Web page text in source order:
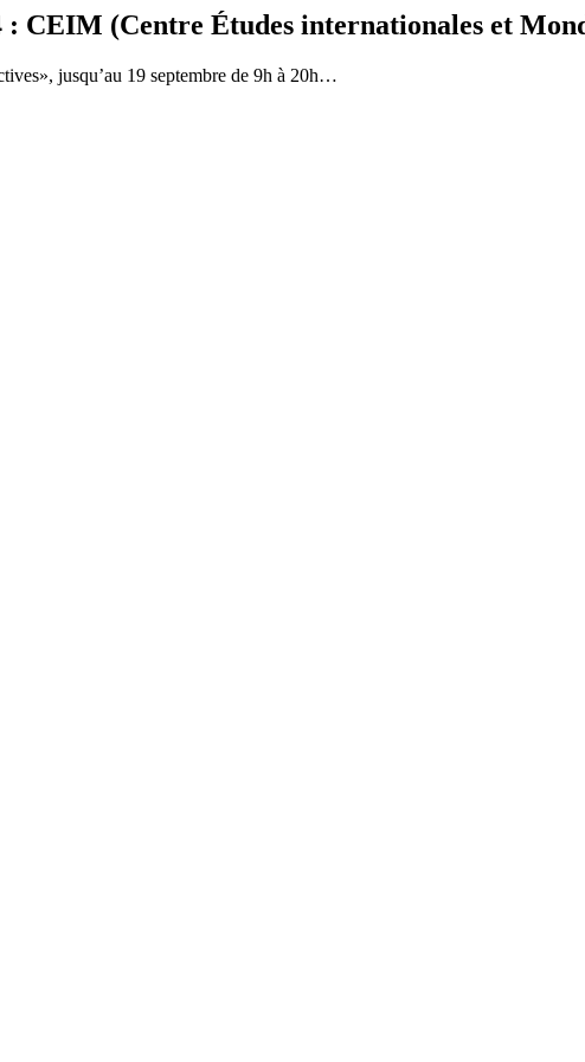
: CEIM (Centre Études internationales et
jusqu’au 19 septembre de 9h à 20h…